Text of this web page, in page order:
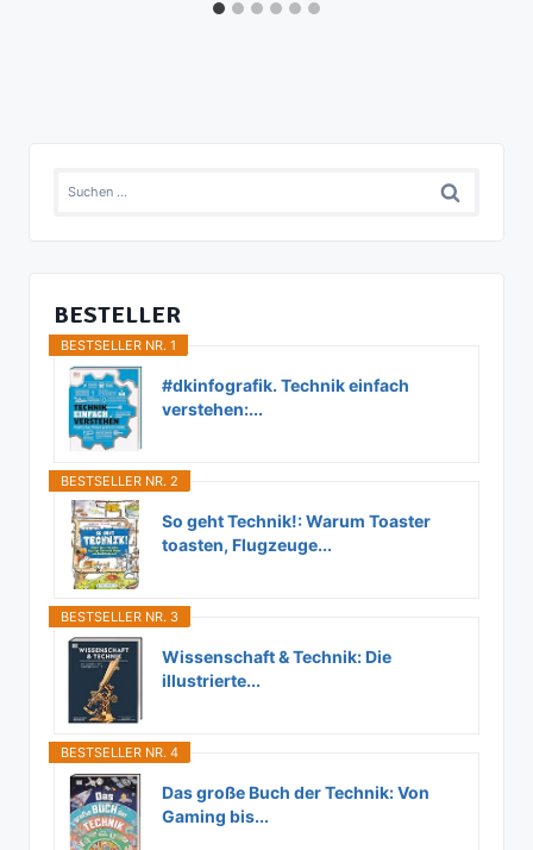
Suchen
BESTELLER
BESTSELLER NR. 1
#dkinfografik. Technik einfach
verstehen:...
BESTSELLER NR. 2
So geht Technik!: Warum Toaster
toasten, Flugzeuge...
BESTSELLER NR. 3
Wissenschaft & Technik: Die
illustrierte...
BESTSELLER NR. 4
Das große Buch der Technik: Von
Gaming bis...